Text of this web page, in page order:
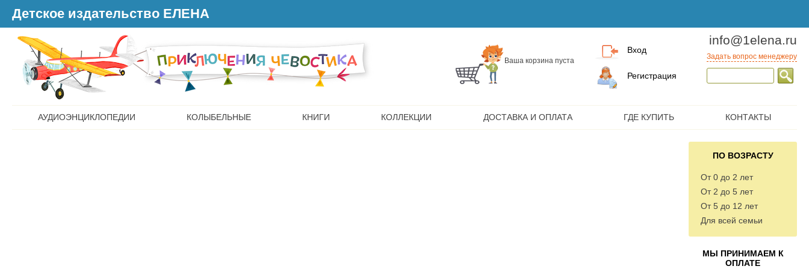
Детское издательство ЕЛЕНА
info@1elena.ru
Задать вопрос менеджеру
Вход
Регистрация
Ваша корзина пуста
АУДИОЭНЦИКЛОПЕДИИ КОЛЫБЕЛЬНЫЕ КНИГИ КОЛЛЕКЦИИ ДОСТАВКА И ОПЛАТА ГДЕ КУПИТЬ КОНТАКТЫ
ПО ВОЗРАСТУ
От 0 до 2 лет
От 2 до 5 лет
От 5 до 12 лет
Для всей семьи
МЫ ПРИНИМАЕМ К
ОПЛАТЕ